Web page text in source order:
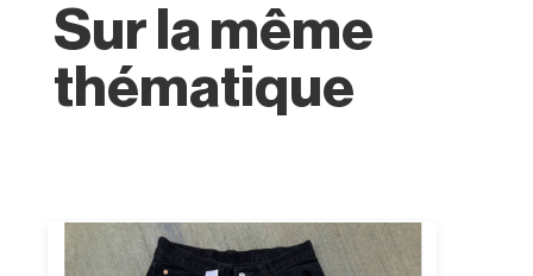
Sur la même
thématique